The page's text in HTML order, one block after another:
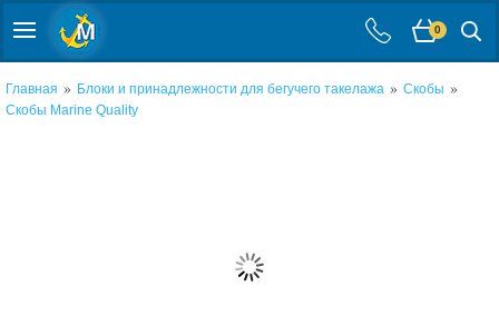
0
Главная » Блоки и принадлежности для бегучего такелажа » Скобы »
Скобы Marine Quality